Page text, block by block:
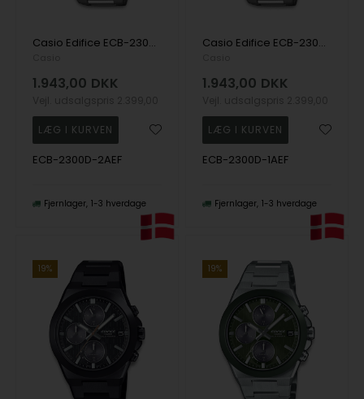
Casio Edifice ECB-2300D-2AEF Anadigi Herre m/lænke
1.943,00 DKK
ECB-2300D-2AEF
Fjernlager 1-3 hverdage
Casio Edifice ECB-2300D-1AEF Anadigi Herre m/lænke
1.943,00 DKK
ECB-2300D-1AEF
Fjernlager 1-3 hverdage
19% 19%